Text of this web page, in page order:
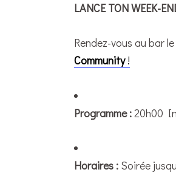
LANCE TON WEEK-
Rendez-vous au bar
Community!
Programme :20h00
Horaires : Soirée